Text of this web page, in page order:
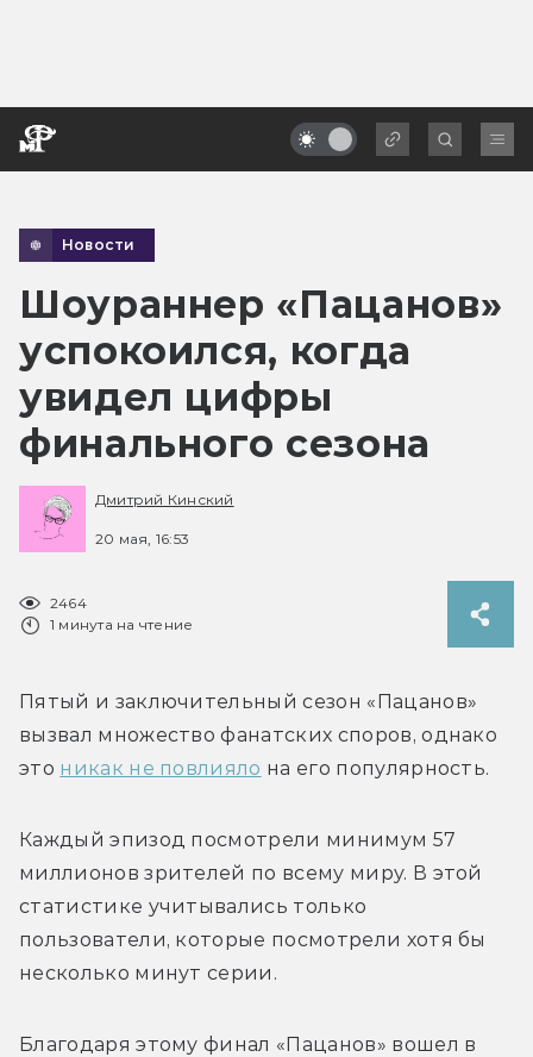
Новости
Шоураннер «Пацанов»
успокоился, когда
увидел цифры
финального сезона
Дмитрий Кинский
20 мая, 16:53
2464
1 минута на чтение
Пятый и заключительный сезон «Пацанов»
вызвал множество фанатских споров, однако
это никак не повлияло на его популярность.
Каждый эпизод посмотрели минимум 57
миллионов зрителей по всему миру. В этой
статистике учитывались только
пользователи, которые посмотрели хотя бы
несколько минут серии.
Благодаря этому финал «Пацанов» вошел в